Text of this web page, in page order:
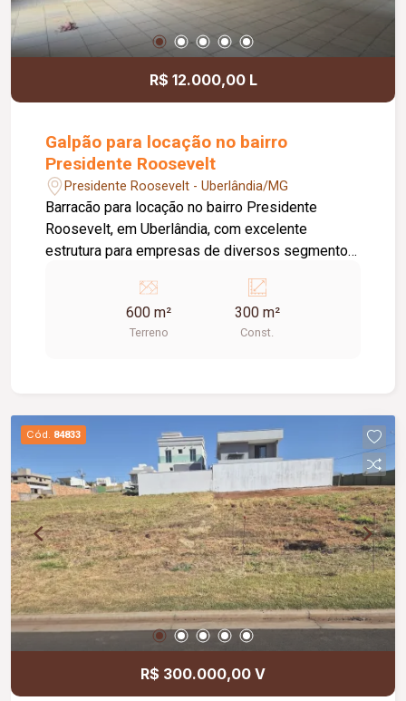
R$ 12.000,00 L
Galpão para locação no bairro
Presidente Roosevelt
Presidente Roosevelt - Uberlândia/MG
Barracão para locação no bairro Presidente
Roosevelt, em Uberlândia, com excelente
estrutura para empresas de diversos segmentos.
área construída, distribuídos de forma funcional
para atender às necessidades do seu negócio. O
espaço principal conta com um amplo salão de
dos fundos, o imóvel oferece 3 salas que podem
ser utilizadas como escritórios ou áreas
administrativas, além de cozinha e 4 banheiros,
proporcionando mais praticidade e conforto para
a equipe. Para completar, dispõe de 3 vagas de
garagem, oferecendo comodidade para
colaboradores, clientes e fornecedores. Uma
excelente oportunidade para quem busca um
imóvel versátil, bem localizado e pronto para
receber sua empresa.
600 m²
Terreno
300 m²
Const.
Cód. 84833
R$ 300.000,00 V